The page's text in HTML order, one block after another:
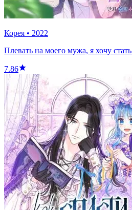
Корея • 2022
Плевать на моего мужа, я хочу
7.86